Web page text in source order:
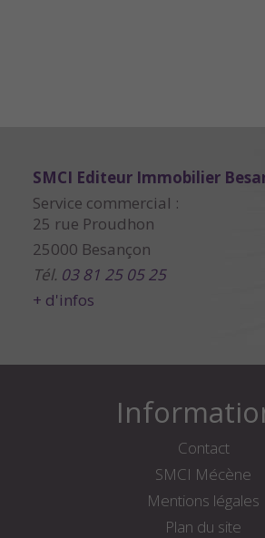
SMCI Editeur Immobilier
Service commercial :
25 rue Proudhon
25000 Besançon
Tél. 03 81 25 05 25
+ d'infos
Contact
SMCI Mécène
Mentions légales
Plan du site